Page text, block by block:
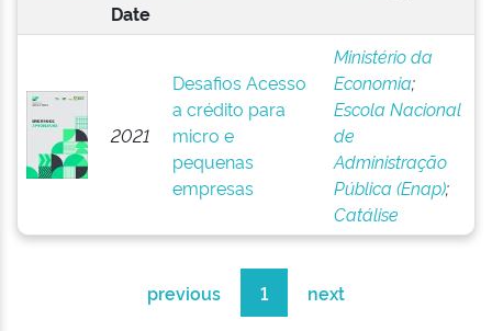
Date
2021
Desafios Acesso
a crédito para
micro e
pequenas
empresas
Ministério da
Economia;
Escola Nacional
de
Administração
Pública (Enap);
Catálise
previous 1 next